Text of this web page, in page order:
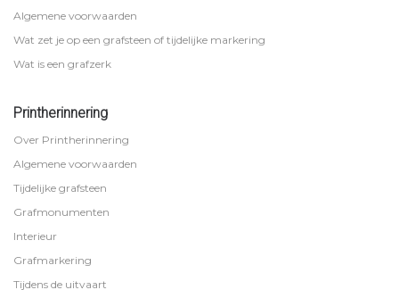
Algemene voorwaarden
Wat zet je op een grafsteen of tijdelijke markering
Wat is een grafzerk
Printherinnering
Over Printherinnering
Algemene voorwaarden
Tijdelijke grafsteen
Grafmonumenten
Interieur
Grafmarkering
Tijdens de uitvaart